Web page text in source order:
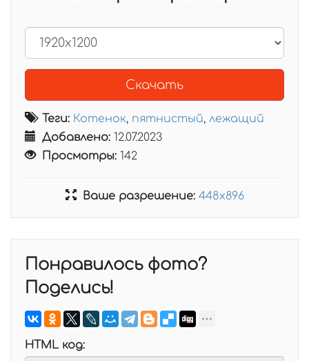
Скачать
Теги: Котенок, пятнистый, лежащий
Добавлено: 12.07.2023
Просмотры: 142
Ваше разрешение: 448x896
Понравилось фото?
Поделись!
HTML код: